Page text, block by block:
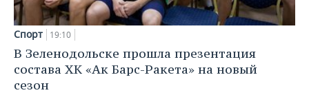
Спорт 19:10
В Зеленодольске прошла презентация
состава ХК «Ак Барс-Ракета» на новый
сезон